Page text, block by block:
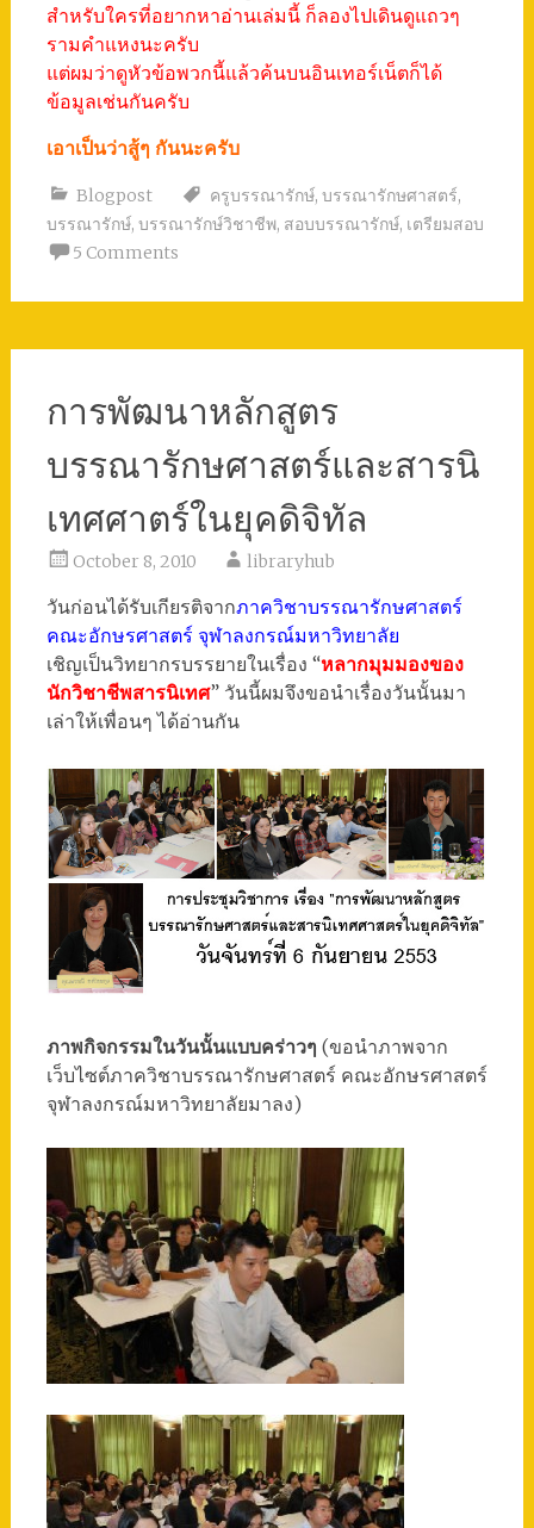
สำหรับใครที่อยากหาอ่านเล่มนี้ ก็ลองไปเดินดูแถวๆ
รามคำแหงนะครับ
แต่ผมว่าดูหัวข้อพวกนี้แล้วค้นบนอินเทอร์เน็ตก็ได้
ข้อมูลเช่นกันครับ
เอาเป็นว่าสู้ๆ กันนะครับ
Blogpost ครูบรรณารักษ์, บรรณารักษศาสตร์,
บรรณารักษ์, บรรณารักษ์วิชาชีพ, สอบบรรณารักษ์, เตรียมสอบ
5 Comments
การพัฒนาหลักสูตร
บรรณารักษศาสตร์และสารนิ
เทศศาตร์ในยุคดิจิทัล
October 8, 2010 libraryhub
วันก่อนได้รับเกียรติจากภาควิชาบรรณารักษศาสตร์
คณะอักษรศาสตร์ จุฬาลงกรณ์มหาวิทยาลัย
เชิญเป็นวิทยากรบรรยายในเรื่อง “หลากมุมมองของ
นักวิชาชีพสารนิเทศ” วันนี้ผมจึงขอนำเรื่องวันนั้นมา
เล่าให้เพื่อนๆ ได้อ่านกัน
ภาพกิจกรรมในวันนั้นแบบคร่าวๆ (ขอนำภาพจาก
เว็บไซต์ภาควิชาบรรณารักษศาสตร์ คณะอักษรศาสตร์
จุฬาลงกรณ์มหาวิทยาลัยมาลง)